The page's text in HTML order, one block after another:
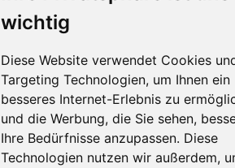
wichtig
Diese Website verwendet Cookies
Targeting Technologien, um Ihnen ein
besseres Internet-Erlebnis zu
und die Werbung, die Sie sehen,
Ihre Bedürfnisse anzupassen. Diese
Technologien nutzen wir außerdem,